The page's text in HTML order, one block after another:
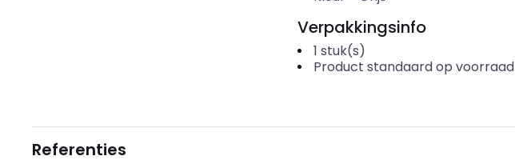
Verpakkingsinfo
1 stuk(s)
Product standaard op voorraad
Referenties